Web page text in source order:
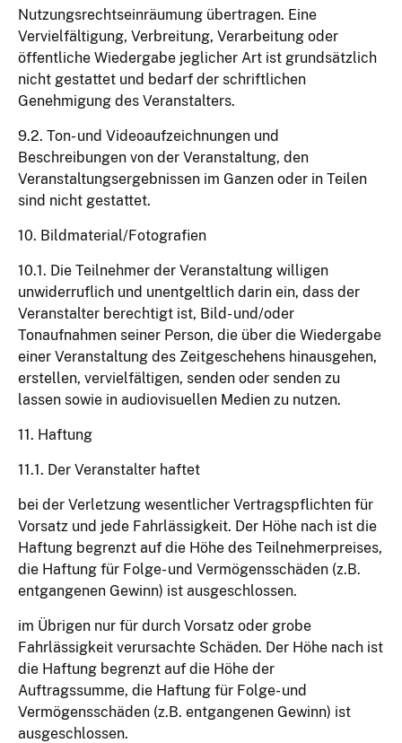
Nutzungsrechtseinräumung übertragen. Eine
Vervielfältigung, Verbreitung, Verarbeitung oder
öffentliche Wiedergabe jeglicher Art ist grundsätzlich
nicht gestattet und bedarf der schriftlichen
Genehmigung des Veranstalters.
9.2. Ton- und Videoaufzeichnungen und
Beschreibungen von der Veranstaltung, den
Veranstaltungsergebnissen im Ganzen oder in Teilen
sind nicht gestattet.
10. Bildmaterial/Fotografien
10.1. Die Teilnehmer der Veranstaltung willigen
unwiderruflich und unentgeltlich darin ein, dass der
Veranstalter berechtigt ist, Bild- und/oder
Tonaufnahmen seiner Person, die über die Wiedergabe
einer Veranstaltung des Zeitgeschehens hinausgehen,
erstellen, vervielfältigen, senden oder senden zu
lassen sowie in audiovisuellen Medien zu nutzen.
11. Haftung
11.1. Der Veranstalter haftet
bei der Verletzung wesentlicher Vertragspflichten für
Vorsatz und jede Fahrlässigkeit. Der Höhe nach ist die
Haftung begrenzt auf die Höhe des Teilnehmerpreises,
die Haftung für Folge- und Vermögensschäden (z.B.
entgangenen Gewinn) ist ausgeschlossen.
im Übrigen nur für durch Vorsatz oder grobe
Fahrlässigkeit verursachte Schäden. Der Höhe nach ist
die Haftung begrenzt auf die Höhe der
Auftragssumme, die Haftung für Folge- und
Vermögensschäden (z.B. entgangenen Gewinn) ist
ausgeschlossen.